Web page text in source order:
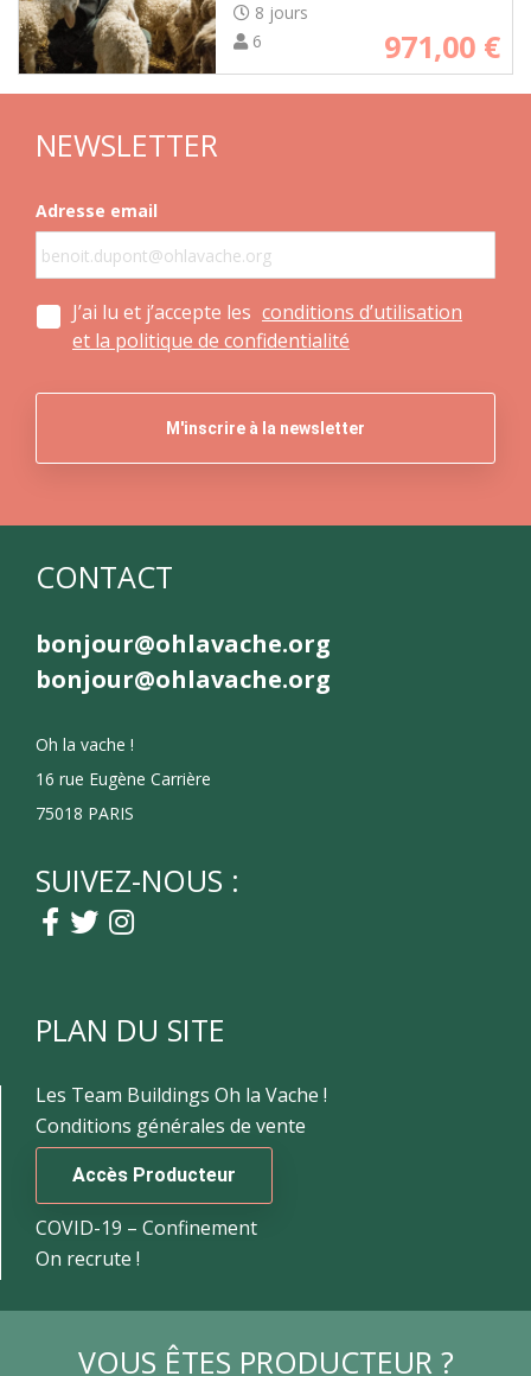
8 jours
6
971,00 €
NEWSLETTER
Adresse email
J’ai lu et j’accepte les conditions d’utilisation
et la politique de confidentialité
CONTACT
bonjour@ohlavache.org
bonjour@ohlavache.org
Oh la vache !
16 rue Eugène Carrière
75018 PARIS
SUIVEZ-NOUS :
PLAN DU SITE
Les Team Buildings Oh la Vache !
Conditions générales de vente
Accès Producteur
COVID-19 – Confinement
On recrute !
VOUS ÊTES PRODUCTEUR ?